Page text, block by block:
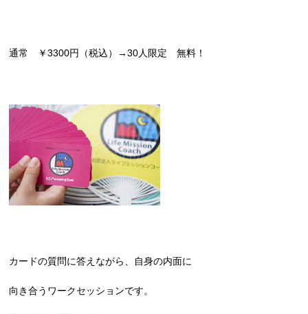
通常 ￥3300円（税込）→30人限定 無料！
カードの質問に答えながら、自身の内面に
向き合うワークセッションです。